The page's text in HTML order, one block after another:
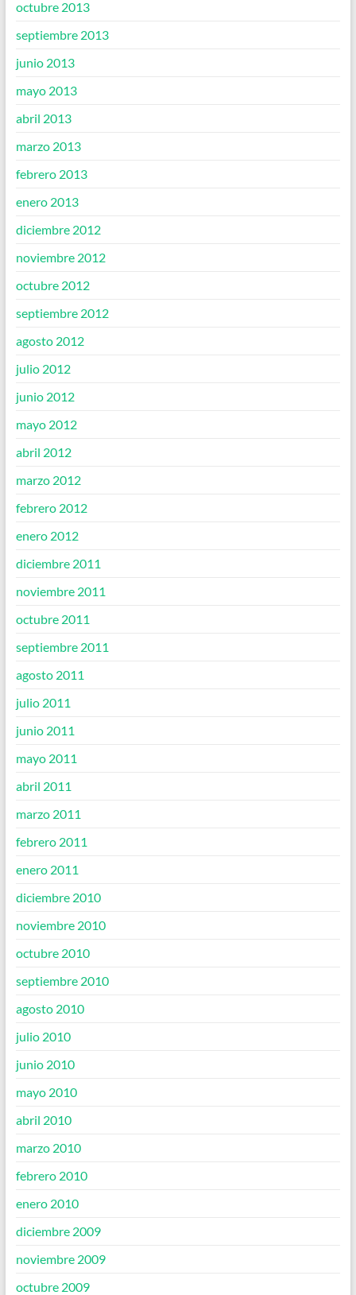
octubre 2013
septiembre 2013
junio 2013
mayo 2013
abril 2013
marzo 2013
febrero 2013
enero 2013
diciembre 2012
noviembre 2012
octubre 2012
septiembre 2012
agosto 2012
julio 2012
junio 2012
mayo 2012
abril 2012
marzo 2012
febrero 2012
enero 2012
diciembre 2011
noviembre 2011
octubre 2011
septiembre 2011
agosto 2011
julio 2011
junio 2011
mayo 2011
abril 2011
marzo 2011
febrero 2011
enero 2011
diciembre 2010
noviembre 2010
octubre 2010
septiembre 2010
agosto 2010
julio 2010
junio 2010
mayo 2010
abril 2010
marzo 2010
febrero 2010
enero 2010
diciembre 2009
noviembre 2009
octubre 2009